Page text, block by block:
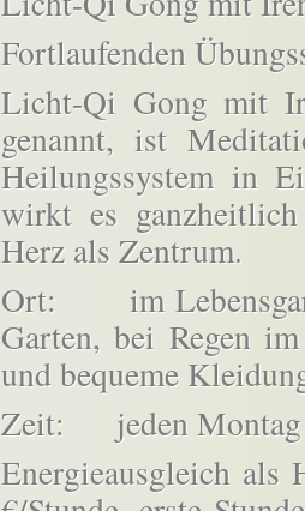
Fortlaufenden
Licht-Qi Gong mit
genannt, ist
Heilungssystem in
wirkt es
Herz als Zentrum.
Ort: im
Garten, bei Regen
und bequeme
Zeit: jeden Montag
Energieausgleich